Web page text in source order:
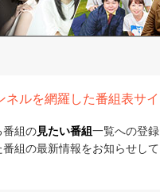
ルを網羅した番組表サイ
番組の見たい番組 一覧への登録
番組の最新情報をお知らせし